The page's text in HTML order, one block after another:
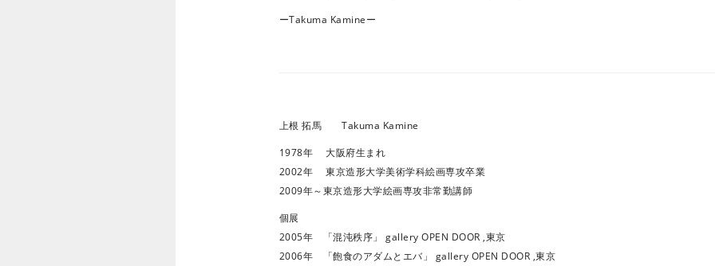
ーTakuma Kamineー
上根 拓馬 Takuma Kamine
1978年 大阪府生まれ
2002年 東京造形大学美術学科絵画専攻卒業
2009年～東京造形大学絵画専攻非常勤講師
個展
2005年 「混沌秩序」 gallery OPEN DOOR ,東京
2006年 「飽食のアダムとエバ」 gallery OPEN DOOR ,東京